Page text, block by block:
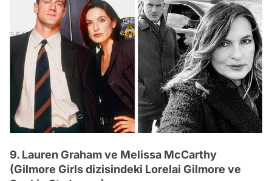
9. Lauren Graham ve Melissa McCarthy
(Gilmore Girls dizisindeki Lorelai Gilmore ve